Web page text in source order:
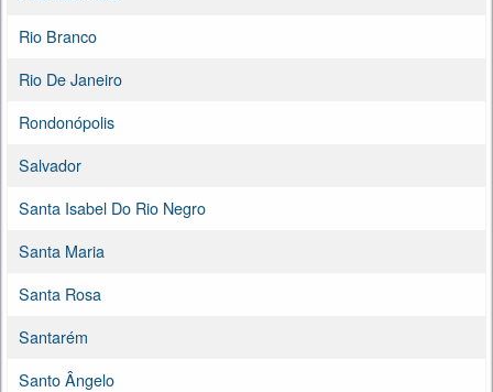
Rio Branco
Rio De Janeiro
Rondonópolis
Salvador
Santa Isabel Do Rio Negro
Santa Maria
Santa Rosa
Santarém
Santo Ângelo